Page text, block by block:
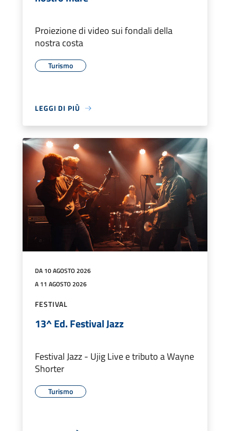
Proiezione di video sui fondali della
nostra costa
Turismo
LEGGI DI PIÙ
DA 10 AGOSTO 2026
A 11 AGOSTO 2026
FESTIVAL
13^ Ed. Festival Jazz
Festival Jazz - Ujig Live e tributo a Wayne
Shorter
Turismo